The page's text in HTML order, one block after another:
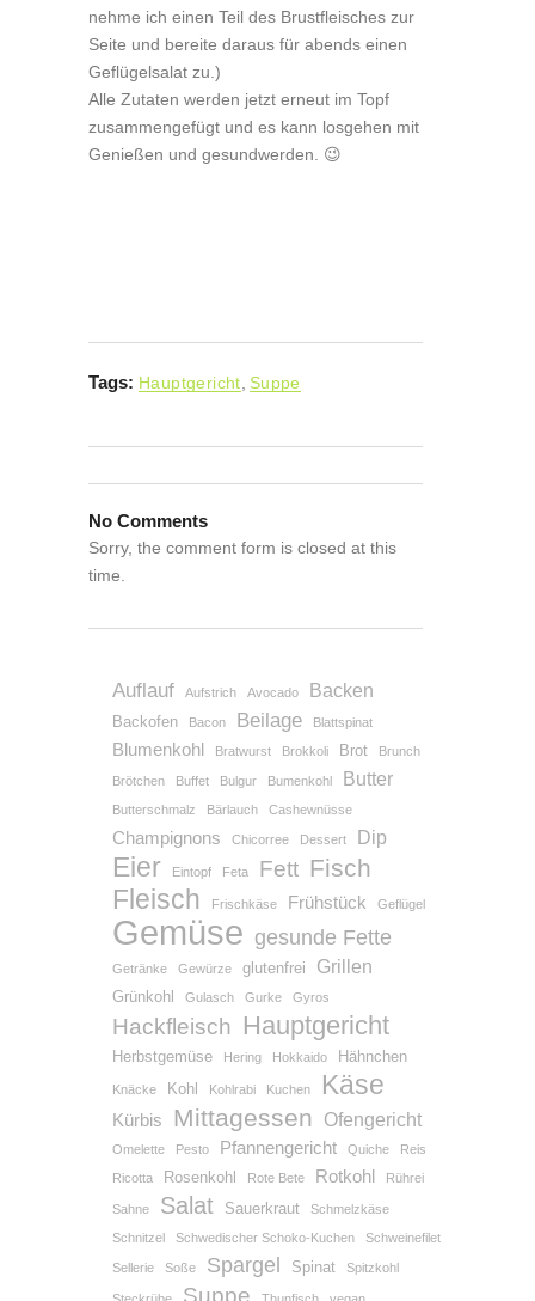
nehme ich einen Teil des Brustfleisches zur
Seite und bereite daraus für abends einen
Geflügelsalat zu.)
Alle Zutaten werden jetzt erneut im Topf
zusammengefügt und es kann losgehen mit
Genießen und gesundwerden. 😉
Tags: Hauptgericht Suppe
No Comments
Sorry, the comment form is closed at this
time.
Auflauf Aufstrich Avocado Backen
Backofen Bacon Beilage Blattspinat
Blumenkohl Bratwurst Brokkoli Brot Brunch
Brötchen Buffet Bulgur Bumenkohl Butter
Butterschmalz Bärlauch Cashewnüsse
Champignons Chicorree Dessert Dip
Eier Eintopf Feta Fett Fisch
Fleisch Frischkäse Frühstück Geflügel
Gemüse gesunde Fette
Getränke Gewürze glutenfrei Grillen
Grünkohl Gulasch Gurke Gyros
Hackfleisch Hauptgericht
Herbstgemüse Hering Hokkaido Hähnchen
Knäcke Kohl Kohlrabi Kuchen Käse
Kürbis Mittagessen Ofengericht
Omelette Pesto Pfannengericht Quiche
Reis
Ricotta
Rosenkohl Rote Bete Rotkohl Rührei
Sahne Salat Sauerkraut
Schmelzkäse
Schnitzel
Schwedischer Schoko-Kuchen Schweinefilet
Sellerie Soße Spargel Spinat Spitzkohl
Suppe